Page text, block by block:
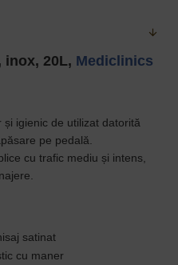
inox, 20L, Mediclinics
și igienic de utilizat datorită
pe pedală.
cu trafic mediu și intens,
satinat
cu maner